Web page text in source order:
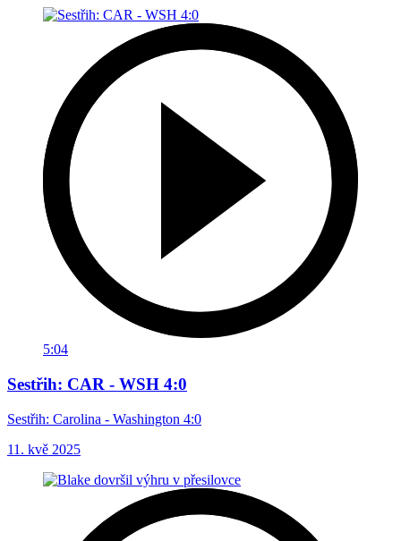
5:04
Sestřih: CAR - WSH 4:0
Sestřih: Carolina - Washington 4:0
11. kvě 2025